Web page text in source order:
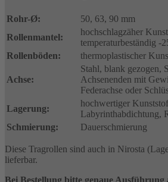
Rohr-Ø:
50, 63, 90 mm
Rollenmantel:
hochschlagzäher
temperaturbeständig -
Rollenböden:
thermoplastischer
Achse:
Stahl, blank gezogen,
Achsenenden mit
Federachse oder
Lagerung:
hochwertiger
Labyrinthabdichtung,
Schmierung:
Dauerschmierung
Diese Tragrollen sind auch in Nirosta
lieferbar.
Bei Bestellung bitte genaue Ausführung